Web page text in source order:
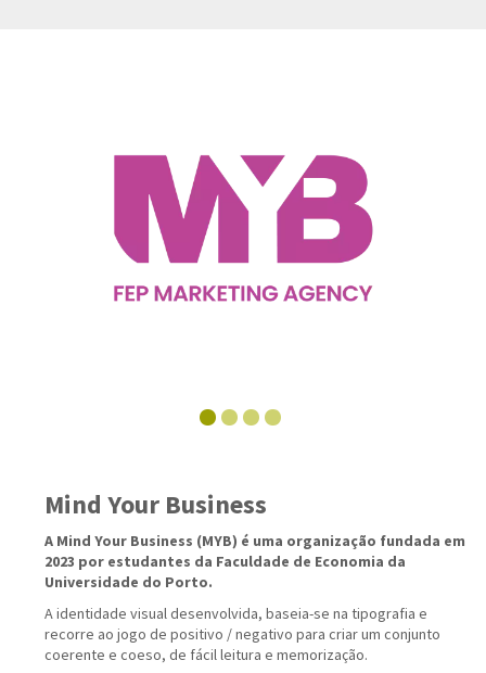
Mind Your Business
A Mind Your Business (MYB) é uma organização fundada em
2023 por estudantes da Faculdade de Economia da
Universidade do Porto.
A identidade visual desenvolvida, baseia-se na tipografia e
recorre ao jogo de positivo / negativo para criar um conjunto
coerente e coeso, de fácil leitura e memorização.